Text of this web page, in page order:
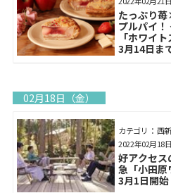
たっぷり
プルパイ
「ホワイ
3月14日ま
02月18日（金）
カテゴリ： 西
好アクセス
急「小田原
3月1日開始
2022年02月18